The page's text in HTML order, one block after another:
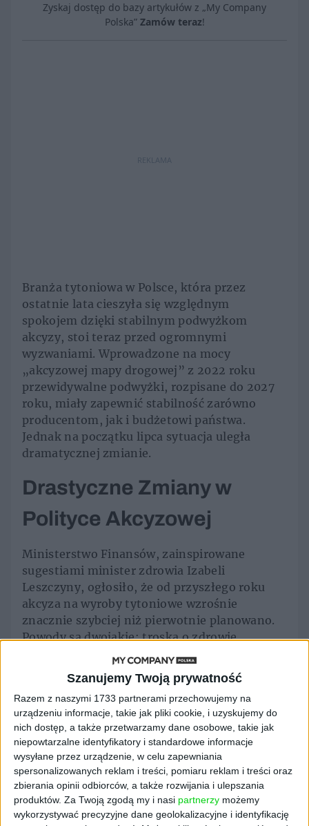
Szanujemy Twoją prywatność
Razem z naszymi 1733 partnerami przechowujemy na
urządzeniu informacje, takie jak pliki cookie, i uzyskujemy do
nich dostęp, a także przetwarzamy dane osobowe, takie jak
niepowtarzalne identyfikatory i standardowe informacje
wysyłane przez urządzenie, w celu zapewniania
spersonalizowanych reklam i treści, pomiaru reklam i treści oraz
zbierania opinii odbiorców, a także rozwijania i ulepszania
produktów. Za Twoją zgodą my i nasi partnerzy możemy
wykorzystywać precyzyjne dane geolokalizacyjne i identyfikację
Zyskaj dostęp do bazy artykułów z „My Company
Polska” Zamów teraz!
REKLAMA
Branża tytoniowa w Polsce, która przez
ostatnie lata cieszyła się względnym
spokojem dzięki stabilnym podwyżkom
akcyzy, stoi teraz przed ogromnymi
wyzwaniami. Wprowadzone na mocy
„akcyzowej mapy drogowej” z 2022 roku
przewidywalne podwyżki, rozpisane do 2027
roku, miały zapewnić stabilność zarówno
producentom, jak i budżetowi państwa.
Jednak na początku lipca sytuacja uległa
dramatycznej zmianie.
Drastyczne Zmiany w
Polityce Akcyzowej
Ministerstwo Finansów, zainspirowane
sugestiami minister zdrowia Izabeli
Leszczyny, ogłosiło, że od przyszłego roku
akcyza na wyroby tytoniowe wzrośnie
znacznie szybciej niż pierwotnie planowano.
Powody są dwojakie: troska o zdrowie
publiczne oraz zwiększone potrzeby
budżetowe, w tym te związane z obronnością
kraju. Minister finansów Andrzej Domański
podkreślił, że wzrost dostępności
ekonomicznej papierosów dla konsumentów
uzasadnia konieczność ich większego
opodatkowania - informuje Puls Biznesu.
Rosyjskie firmy zrzucą się na wojnę, na którą
kończą się pieniądze. Nowe podatki w Rosji